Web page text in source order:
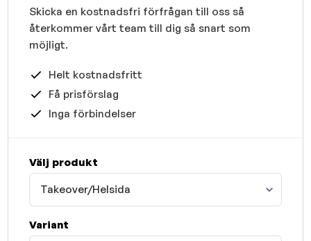
Skicka en kostnadsfri förfrågan till oss så
återkommer vårt team till dig så snart som
möjligt.
Helt kostnadsfritt
Få prisförslag
Inga förbindelser
Välj produkt
Takeover/Helsida
Variant